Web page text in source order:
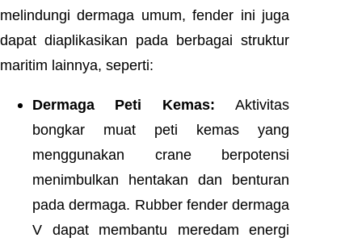
melindungi dermaga umum, fender ini juga
dapat diaplikasikan pada berbagai struktur
maritim lainnya, seperti:
Dermaga Peti Kemas: Aktivitas
bongkar muat peti kemas yang
menggunakan crane berpotensi
menimbulkan hentakan dan benturan
pada dermaga. Rubber fender dermaga
V dapat membantu meredam energi